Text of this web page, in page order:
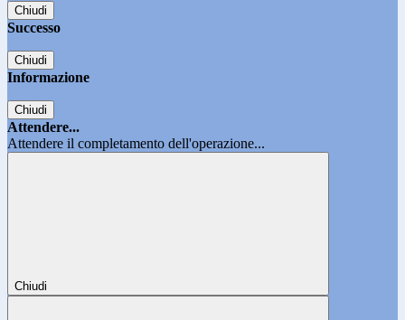
Chiudi
Successo
Chiudi
Informazione
Chiudi
Attendere...
Attendere il completamento dell'operazione...
Chiudi